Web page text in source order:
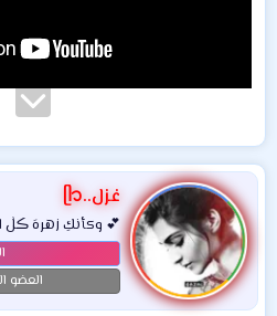
غزل..ᥫ᭡
💕 وكأنكِ زهرهَ ڪلٰ
العضو